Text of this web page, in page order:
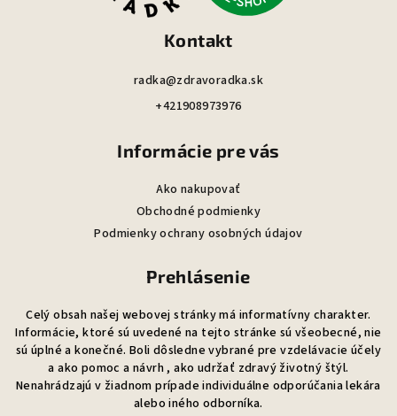
Kontakt
radka@zdravoradka.sk
+421908973976
Informácie pre vás
Ako nakupovať
Obchodné podmienky
Podmienky ochrany osobných údajov
Prehlásenie
Celý obsah našej webovej stránky má informatívny charakter.
Informácie, ktoré sú uvedené na tejto stránke sú všeobecné, nie
sú úplné a konečné. Boli dôsledne vybrané pre vzdelávacie účely
a ako pomoc a návrh , ako udržať zdravý životný štýl.
Nenahrádzajú v žiadnom prípade individuálne odporúčania lekára
alebo iného odborníka.